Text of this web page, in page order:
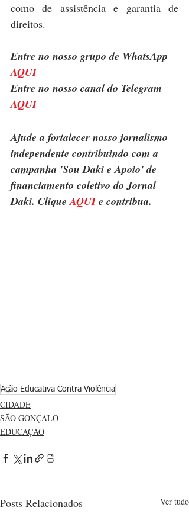
como de assistência e garantia de
direitos.
Entre no nosso grupo de WhatsApp
AQUI
Entre no nosso canal do Telegram
AQUI
Ajude a fortalecer nosso jornalismo
independente contribuindo com a
campanha 'Sou Daki e Apoio' de
financiamento coletivo do Jornal
Daki. Clique AQUI e contribua.
Ação Educativa Contra Violência
CIDADE
SÃO GONÇALO
EDUCAÇÃO
Posts Relacionados Ver tudo